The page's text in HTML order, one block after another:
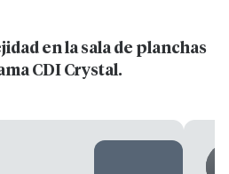
en la sala de planchas
CDI Crystal.